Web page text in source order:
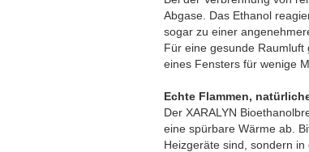
Abgase. Das Ethanol
sogar zu einer
Für eine gesunde
eines Fensters für wenige
Echte Flammen,
Der XARALYN
eine spürbare Wärme ab.
Heizgeräte sind, sondern